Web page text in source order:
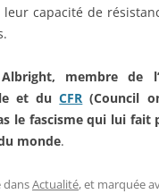
capacité de
membre de
et duCFR (Council
le fascisme qui lui
monde.
dansActualité, et marquée